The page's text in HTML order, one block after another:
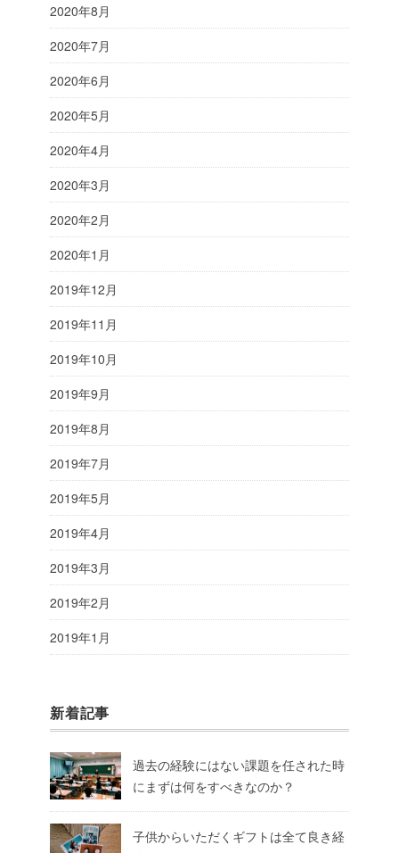
2020年8月
2020年7月
2020年6月
2020年5月
2020年4月
2020年3月
2020年2月
2020年1月
2019年12月
2019年11月
2019年10月
2019年9月
2019年8月
2019年7月
2019年5月
2019年4月
2019年3月
2019年2月
2019年1月
新着記事
過去の経験にはない課題を任された時
にまずは何をすべきなのか？
子供からいただくギフトは全て良き経